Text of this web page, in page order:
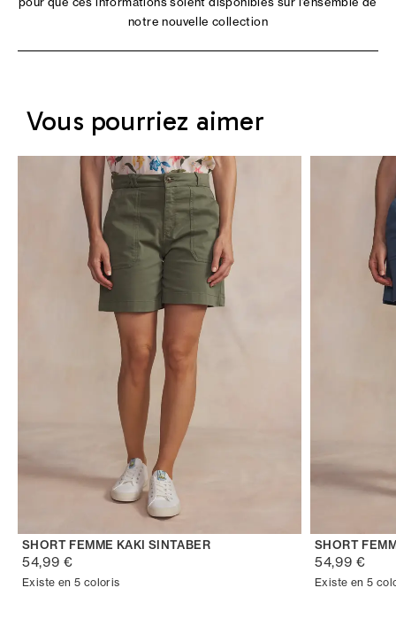
notre nouvelle collection
Vous pourriez aimer
SHORT FEMME KAKI SINTABER
54,99 €
Existe en 5 coloris
SHORT
54,99 €
Existe en 5